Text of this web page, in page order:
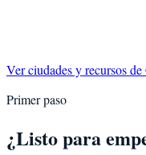
Ver ciudades y recursos de
Primer paso
¿Listo para